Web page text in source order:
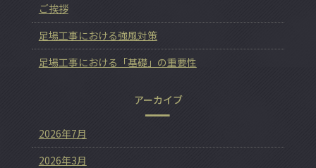
ご挨拶
足場工事における強風対策
足場工事における「基礎」の重要性
アーカイブ
2026年7月
2026年3月